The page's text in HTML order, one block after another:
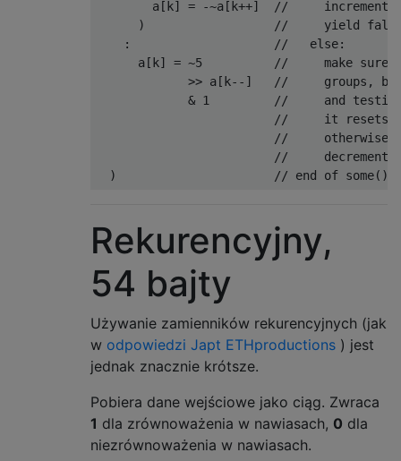
        a
[ k] = -~a [ k++]
//     increment
)
//     yield
:
//   else:
      a
[ k] = ~5
//     make sure
>> a [ k--]
//     groups, by
& 1
//     and
//     it resets
//     otherwise,
//     decrement
)
// end of some()
Rekurencyjny,
54 bajty
Używanie zamienników rekurencyjnych (jak
w odpowiedzi Japt ETHproductions ) jest
jednak znacznie krótsze.
Pobiera dane wejściowe jako ciąg. Zwraca
1 dla zrównoważenia w nawiasach, 0 dla
niezrównoważenia w nawiasach.